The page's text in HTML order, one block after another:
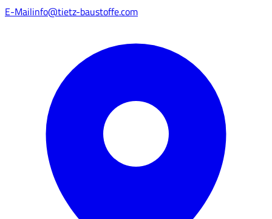
E-Mailinfo@tietz-baustoffe.com